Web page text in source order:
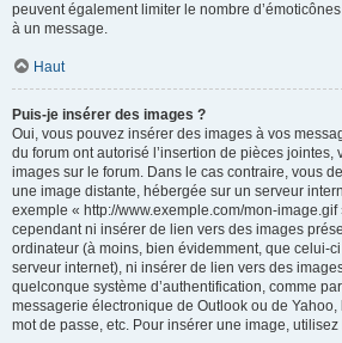
peuvent également limiter le nombre
à un message.
Haut
Puis-je insérer des images ?
Oui, vous pouvez insérer des images à vos
du forum ont autorisé l’insertion de pièces jointes,
images sur le forum. Dans le cas contraire, vous
une image distante, hébergée sur un serveur
exemple « http://www.exemple.com/mon-image.gif
cependant ni insérer de lien vers des images
ordinateur (à moins, bien évidemment, que celui-
serveur internet), ni insérer de lien vers des
quelconque système d’authentification, comme
messagerie électronique de Outlook ou de
mot de passe, etc. Pour insérer une image,